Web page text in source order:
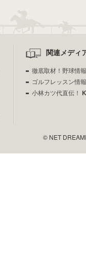
関連メディ
徹底取材！野球情
ゴルフレッスン情
小林カツ代直伝！
© NET